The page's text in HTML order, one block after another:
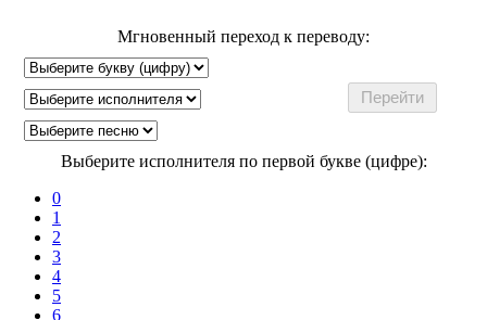
Мгновенный переход к переводу:
Выберите исполнителя по первой букве (цифре):
0
1
2
3
4
5
6